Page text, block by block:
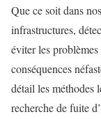
Que ce soit dans
infrastructures,
éviter les problèmes
conséquences
détail les méthodes
recherche de fuite